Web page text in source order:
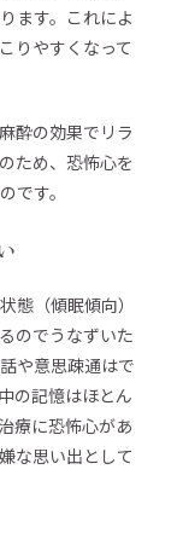
ます。これによ
りやすくなって
酔の効果でリラ
ため、恐怖心を
です。
態（傾眠傾向）
のでうなずいた
や意思疎通はで
の記憶はほとん
療に恐怖心があ
な思い出として